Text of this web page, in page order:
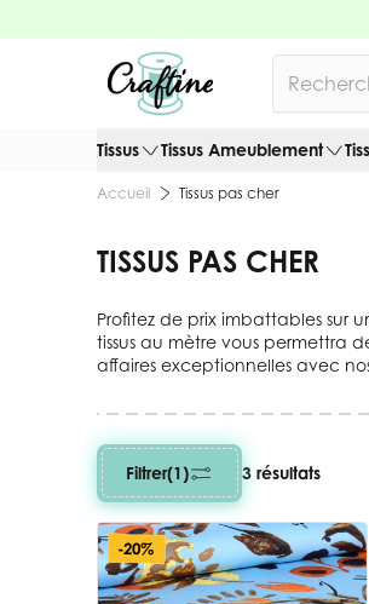
Tissus Tissus Ameublement
Accueil Tissus pas cher
TISSUS PAS CHER
Profitez de prix imbattables sur
tissus au mètre vous permettra
affaires exceptionnelles avec
Filtrer(1) 3 résultats
-20%